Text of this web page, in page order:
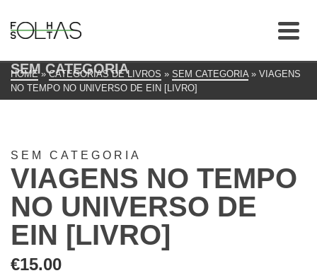
SEM CATEGORIA
HOME » CATEGORIAS DE LIVROS » SEM CATEGORIA » VIAGENS
NO TEMPO NO UNIVERSO DE EIN [LIVRO]
SEM CATEGORIA
VIAGENS NO TEMPO
NO UNIVERSO DE
EIN [LIVRO]
€15.00